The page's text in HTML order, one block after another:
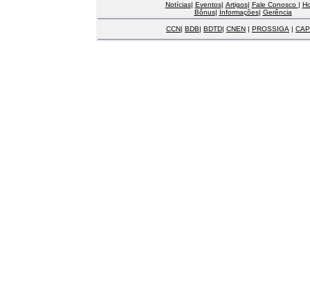
Notícias| Eventos| Artigos| Fale Conosco |
Bônus| Informações| Gerência
CCN| BDB| BDTD| CNEN | PROSSIGA |